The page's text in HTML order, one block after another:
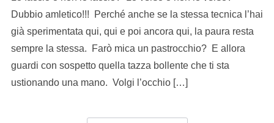
Dubbio amletico!!! Perché anche se la stessa tecnica l’hai
già sperimentata qui, qui e poi ancora qui, la paura resta
sempre la stessa. Farò mica un pastrocchio? E allora
guardi con sospetto quella tazza bollente che ti sta
ustionando una mano. Volgi l’occhio […]